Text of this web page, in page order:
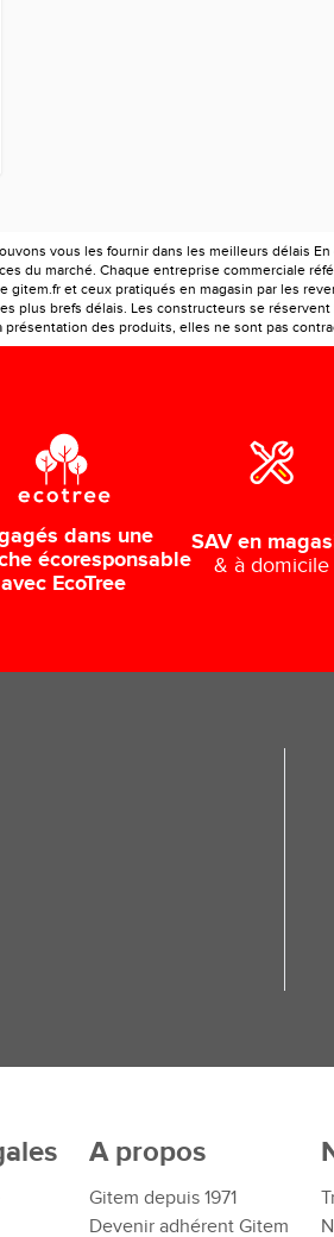
vous les fournir dans les meilleurs délais
du marché. Chaque entreprise commerciale
et ceux pratiqués en magasin par les
plus brefs délais. Les constructeurs se
des produits, elles ne sont pas
dans une
écoresponsable
avec EcoTree
SAV en
& à domicile
A propos
Gitem depuis 1971
Devenir adhérent Gitem